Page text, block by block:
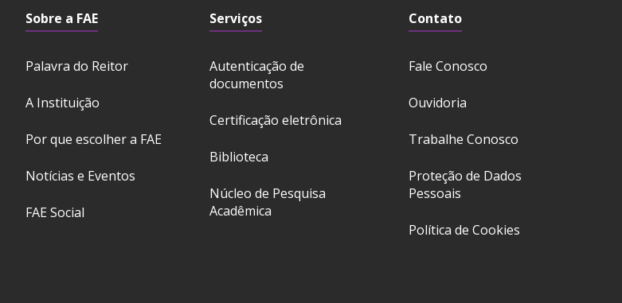
Sobre a FAE
Palavra do Reitor
A Instituição
Por que escolher a FAE
Notícias e Eventos
FAE Social
Serviços
Autenticação de
documentos
Certificação eletrônica
Biblioteca
Núcleo de Pesquisa
Acadêmica
Contato
Fale Conosco
Ouvidoria
Trabalhe Conosco
Proteção de Dados
Pessoais
Política de Cookies